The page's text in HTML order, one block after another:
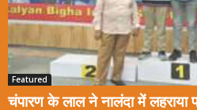
Featured
चंपारण के लाल ने नालंदा में लहराया